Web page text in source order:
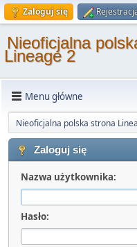
Zaloguj się
Nieoficjalna
Lineage 2
Menu główne
Nieoficjalna polska strona
Zaloguj się
Nazwa użytkownika:
Hasło: